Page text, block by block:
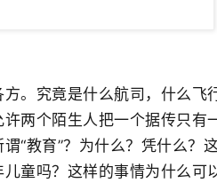
。究竟是什么航司，什么飞
两个陌生人把一个据传只有
“教育”？为什么？凭什么？
童吗？这样的事情为什么可